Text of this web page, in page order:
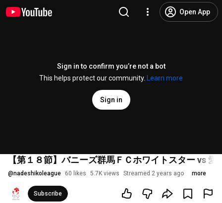
Open App
Sign in to confirm you’re not a bot
This helps protect our community.
Learn more
Sign in
【第１８節】バニーズ群馬ＦＣホワイトスター vs 愛
@nadeshikoleague 60 likes 5.7K views Streamed 2 years ago more
Subscribe